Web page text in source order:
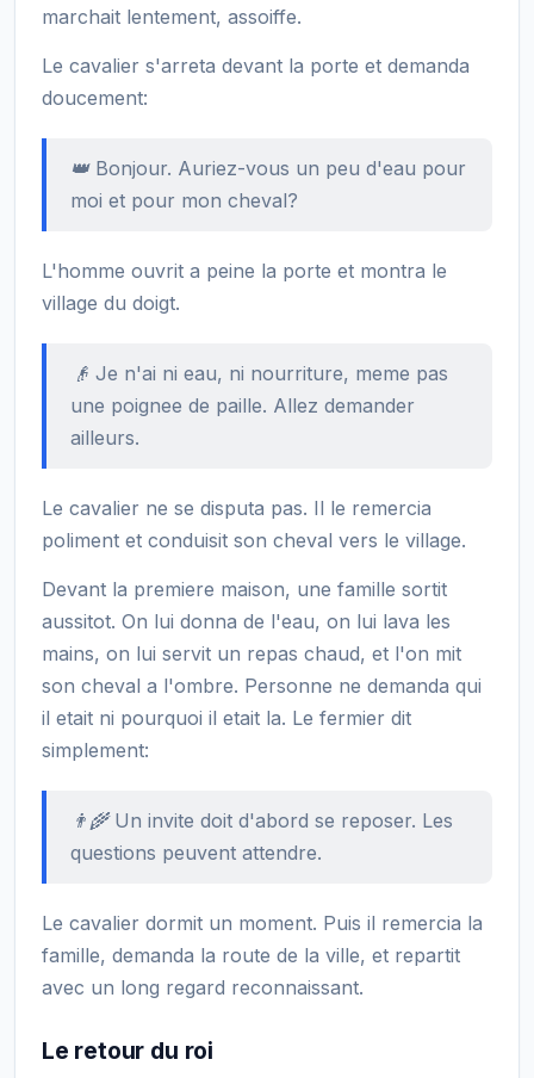
marchait lentement, assoiffe.
Le cavalier s'arreta devant la porte et demanda
doucement:
👑 Bonjour. Auriez-vous un peu d'eau pour
moi et pour mon cheval?
L'homme ouvrit a peine la porte et montra le
village du doigt.
👴 Je n'ai ni eau, ni nourriture, meme pas
une poignee de paille. Allez demander
ailleurs.
Le cavalier ne se disputa pas. Il le remercia
poliment et conduisit son cheval vers le village.
Devant la premiere maison, une famille sortit
aussitot. On lui donna de l'eau, on lui lava les
mains, on lui servit un repas chaud, et l'on mit
son cheval a l'ombre. Personne ne demanda qui
il etait ni pourquoi il etait la. Le fermier dit
simplement:
👨‍🌾 Un invite doit d'abord se reposer. Les
questions peuvent attendre.
Le cavalier dormit un moment. Puis il remercia la
famille, demanda la route de la ville, et repartit
avec un long regard reconnaissant.
Le retour du roi